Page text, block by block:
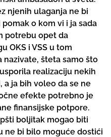
njenih ulaganja ne bi
o kom vi i ja sada
potrebu opet da
OKS i VSS u tom
nazivate, šteta samo što
realizaciju nekih
a ja bih voleo da se ne
efekte potrebno je
finansijske potpore.
boljitak mogao biti
ne bi bilo moguće dostići